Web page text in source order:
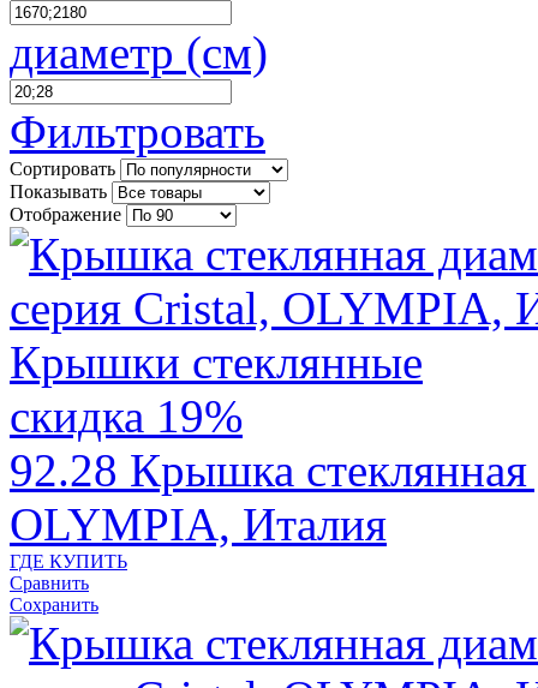
диаметр (см)
Фильтровать
Сортировать
Показывать
Отображение
скидка 19%
92.28 Крышка
OLYMPIA, Италия
ГДЕ КУПИТЬ
Сравнить
Сохранить